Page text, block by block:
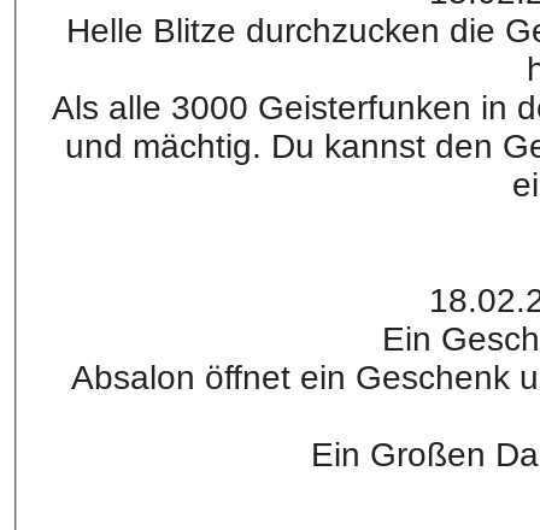
Helle Blitze durchzucken die
Als alle 3000 Geisterfunken in
und mächtig. Du kannst den
Ein
Absalon öffnet ein Geschenk
Ein Großen